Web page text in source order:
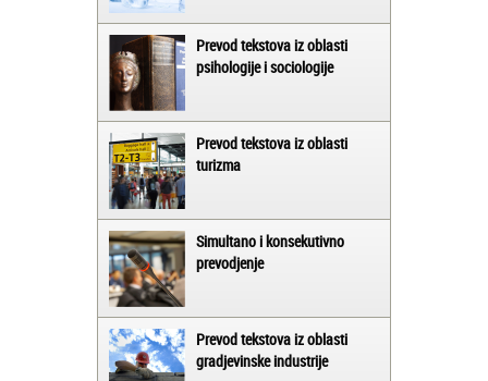
Prevod tekstova iz oblasti
psihologije i sociologije
Prevod tekstova iz oblasti
turizma
Simultano i konsekutivno
prevodjenje
Prevod tekstova iz oblasti
gradjevinske industrije